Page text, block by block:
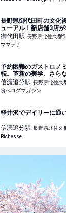
長野県御代田町の文化
ューアル！新店舗3店
御代田駅 長野県北佐久郡
ママテナ
予約困難のガストロノ
転。革新の美学、さら
食べログマガジン
信濃追分駅 長野県北佐久
食べログマガジン
軽井沢でデイリーに通
信濃追分駅 長野県北佐久
Richesse